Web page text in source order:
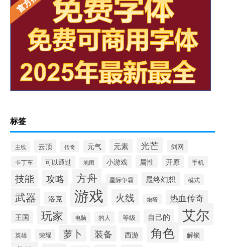
标签
主线 云顶 传奇 元气 元素 光芒 剑网
卡丁车 可以通过 地图 小游戏 属性 开原 手机
技能 攻略 方舟 星际争霸 最终幻想 模式
武器 洛克 游戏 火线 炮塔 热血传奇
王国 玩家 电脑 的人 等级 自己的 艾尔
英雄 荣耀 萝卜 装备 西游 角色 解锁